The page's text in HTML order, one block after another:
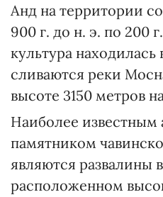
Анд на территории
900 г. до н. э. по 200
культура
сливаются реки
высоте 3150 метров
Наиболее известным
памятником
являются развалины
расположенном